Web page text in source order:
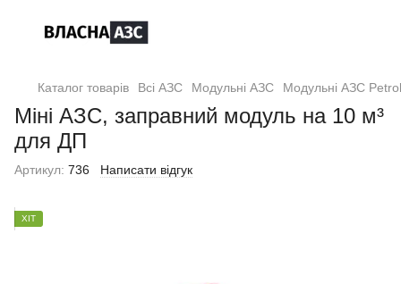
Каталог товарів Всі АЗС Модульні АЗС Модульні АЗС
Міні АЗС, заправний модуль на 10 м³
для ДП
Артикул: 736 Написати відгук
ХІТ